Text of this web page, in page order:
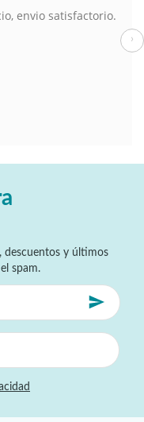
envio satisfactorio.
›
descuentos y últimos
spam.